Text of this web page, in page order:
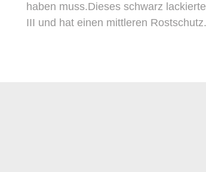
haben muss.Dieses schwarz
III und hat einen mittleren